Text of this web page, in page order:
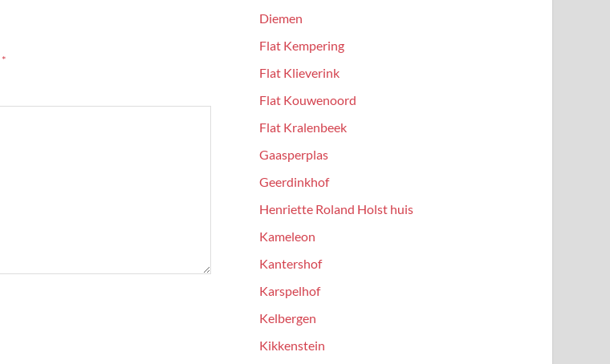
*
Diemen
Flat Kempering
Flat Klieverink
Flat Kouwenoord
Flat Kralenbeek
Gaasperplas
Geerdinkhof
Henriette Roland Holst huis
Kameleon
Kantershof
Karspelhof
Kelbergen
Kikkenstein